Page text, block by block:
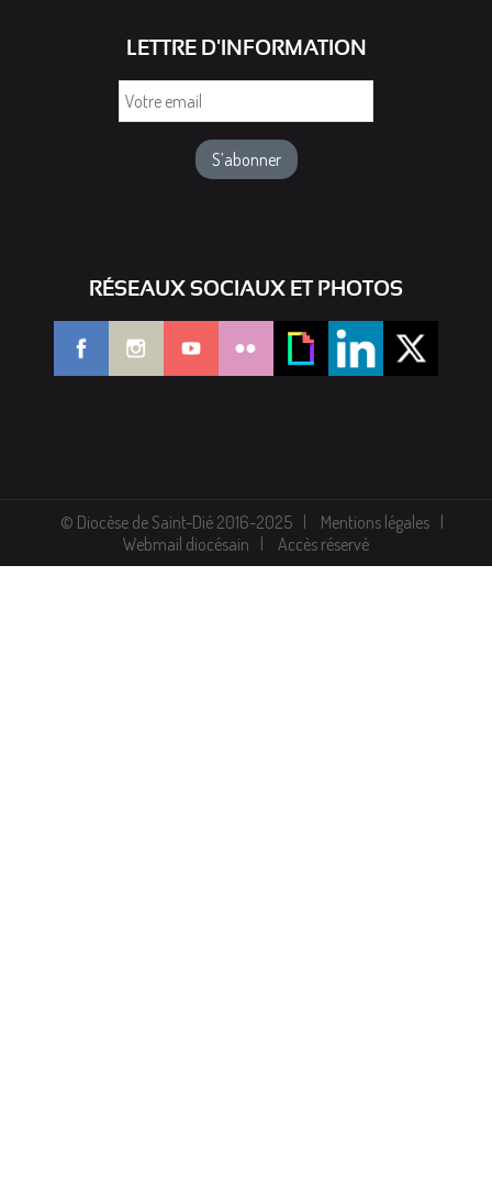
LETTRE D'INFORMATION
RÉSEAUX SOCIAUX ET PHOTOS
© Diocèse de Saint-Dié 2016-2025
Mentions légales
Webmail diocésain
Accès réservé